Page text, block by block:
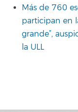
Más de 760
participan en
grande”,
la ULL